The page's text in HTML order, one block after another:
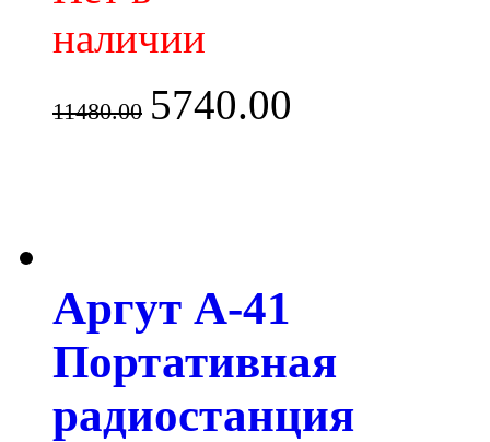
наличии
11480.00 5740.00
Аргут А-41
Портативная
радиостанция